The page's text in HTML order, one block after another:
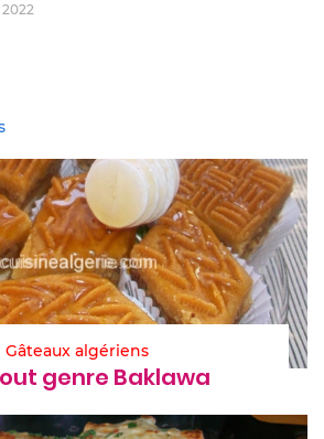
Gâteaux algériens
genre Baklawa